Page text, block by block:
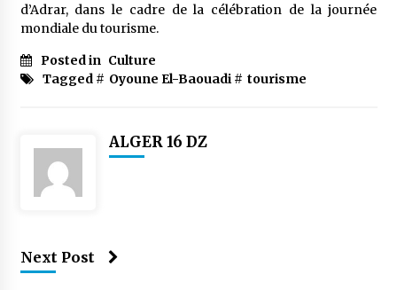
Université Alger 3 : Lancement d’un master à
cursus intégré à la licence en communication
3 semaines ago
d’Adrar, dans le cadre de la célébration de la journée
mondiale du tourisme.
Posted in Culture
Tagged # Oyoune El-Baouadi# tourisme
ALGER 16 DZ
Next Post